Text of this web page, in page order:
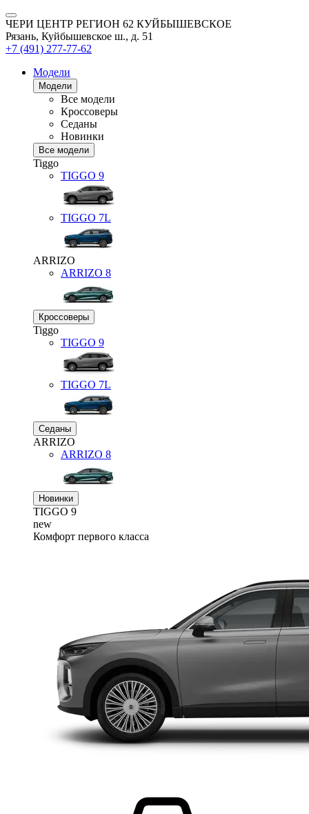
ЧЕРИ ЦЕНТР РЕГИОН 62 КУЙБЫШЕВСКОЕ
Рязань, Куйбышевское ш., д. 51
+7 (491) 277-77-62
Модели
Модели
Все модели
Кроссоверы
Седаны
Новинки
Все модели
Tiggo
TIGGO 9
TIGGO 7L
ARRIZO
ARRIZO 8
Кроссоверы
Tiggo
TIGGO 9
TIGGO 7L
Седаны
ARRIZO
ARRIZO 8
Новинки
TIGGO 9
new
Комфорт первого класса